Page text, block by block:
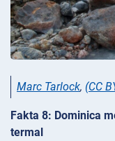
Marc Tarlock, (CC
Fakta 8: Dominica
termal